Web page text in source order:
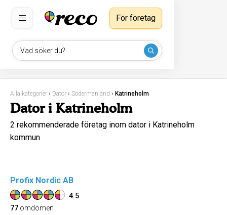
Vad söker du?
För företag
Alla kategorier › Dator › Södermanland › Katrineholm
Dator i Katrineholm
2 rekommenderade företag inom dator i Katrineholm
kommun
Profix Nordic AB
4.5
77 omdömen